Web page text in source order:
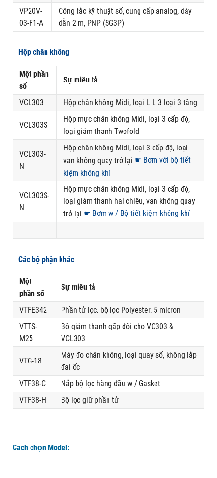
VP20V-
03-F1-A
Công tắc kỹ thuật số, cung cấp analog, dây
dẫn 2 m, PNP (SG3P)
Hộp chân không
Một phần
số
Sự miêu tả
VCL303 Hộp chân không Midi, loại L L 3 loại 3 tầng
VCL303S
Hộp mực chân không Midi, loại 3 cấp độ,
loại giảm thanh Twofold
VCL303-
N
Hộp chân không Midi, loại 3 cấp độ, loại
van không quay trở lại ☛ Bơm với bộ tiết
kiệm không khí
VCL303S-
N
Hộp mực chân không Midi, loại 3 cấp độ,
loại giảm thanh hai chiều, van không quay
trở lại ☛ Bơm w / Bộ tiết kiệm không khí
Các bộ phận khác
Một
phần số
Sự miêu tả
VTFE342
Phần tử lọc, bộ lọc Polyester, 5 micron
VTTS-
M25
Bộ giảm thanh gấp đôi cho VC303 &
VCL303
VTG-18
Máy đo chân không, loại quay số, không lắp
đai ốc
VTF38-C
Nắp bộ lọc hàng đầu w / Gasket
VTF38-H
Bộ lọc giữ phần tử
Cách chọn Model: